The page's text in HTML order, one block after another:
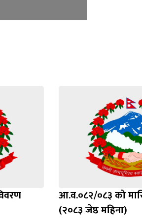
आ.व.०८२/०८३ को
(२०८३ जेष्ठ महिना)